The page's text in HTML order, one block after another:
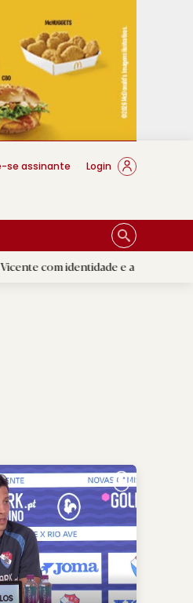
se assinante Login
e a respeitar 'herança'